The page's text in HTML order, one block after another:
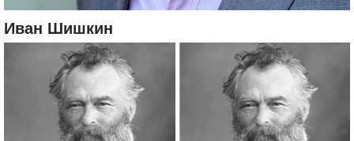
Иван Шишкин